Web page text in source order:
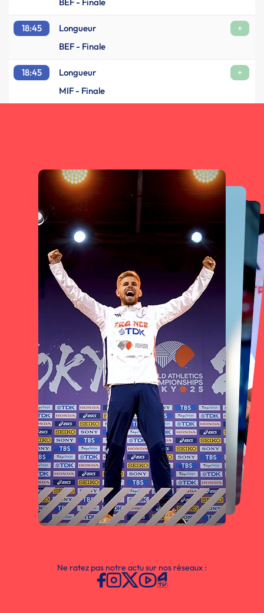
18:45 Longueur
+
BEF - Finale
18:45 Longueur
+
MIF - Finale
Ne ratez pas notre actu sur nos réseaux :